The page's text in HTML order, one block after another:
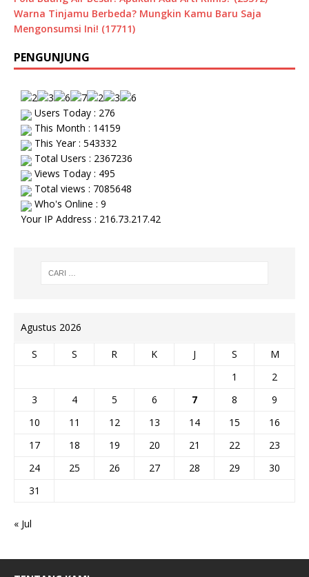
Warna Tinjamu Berbeda? Mungkin Kamu Baru Saja
Mengonsumsi Ini! (17711)
PENGUNJUNG
Users Today : 276
This Month : 14159
This Year : 543332
Total Users : 2367236
Views Today : 495
Total views : 7085648
Who's Online : 9
Your IP Address : 216.73.217.42
Agustus 2026
S S R K J S
M
1
2
3
4 5 6 7 8
9
10
11 12 13 14 15
16
17
18 19 20 21 22
23
24
25 26 27 28 29
30
31
« Jul